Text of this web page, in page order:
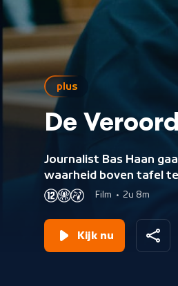
plus
De
Journalist Bas Haan
waarheid boven tafel
moordzaak: is er
veroordeeld of is er
onschuldig slachtoffer?
Film • 2u 8m
Kijk nu